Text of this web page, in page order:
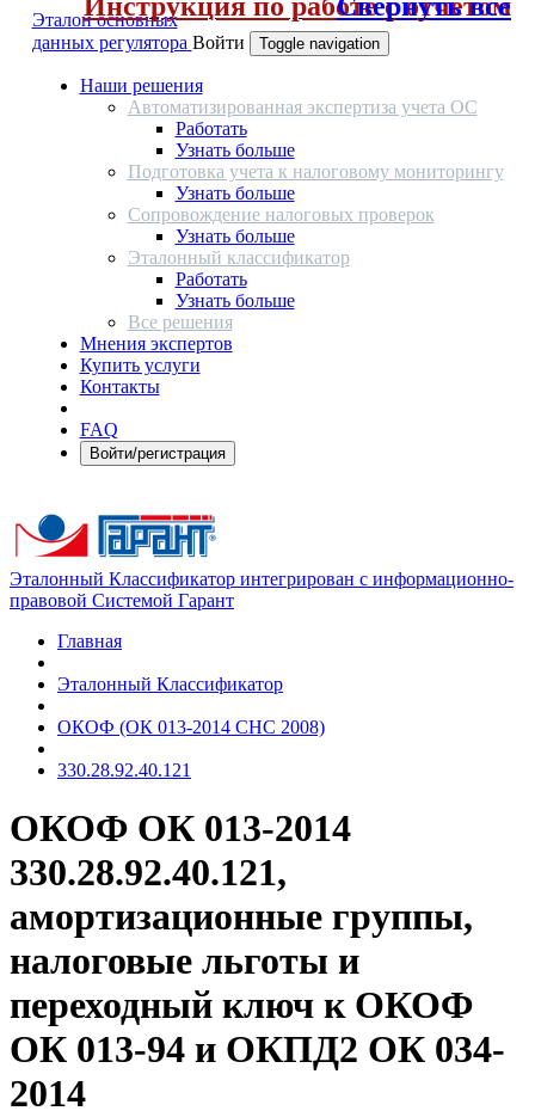
Эталон основных
данных регулятора Войти Toggle navigation
Наши решения
Автоматизированная экспертиза учета ОС
Работать
Узнать больше
Подготовка учета к налоговому мониторингу
Узнать больше
Сопровождение налоговых проверок
Узнать больше
Эталонный классификатор
Работать
Узнать больше
Все решения
Мнения экспертов
Купить услуги
Контакты
FAQ
Войти/регистрация
Эталонный Классификатор интегрирован с информационно-
правовой Системой Гарант
Главная
Эталонный Классификатор
ОКОФ (ОК 013-2014 СНС 2008)
330.28.92.40.121
ОКОФ ОК 013-2014
330.28.92.40.121,
амортизационные группы,
налоговые льготы и
переходный ключ к ОКОФ
ОК 013-94 и ОКПД2 ОК 034-
2014